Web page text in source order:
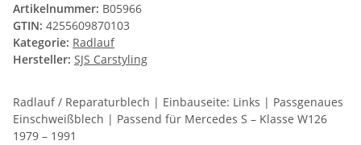
Artikelnummer: B05966
GTIN: 4255609870103
Kategorie: Radlauf
Hersteller: SJS Carstyling
Radlauf / Reparaturblech | Einbauseite: Links | Passgenaues
Einschweißblech | Passend für Mercedes S – Klasse W126
1979 – 1991